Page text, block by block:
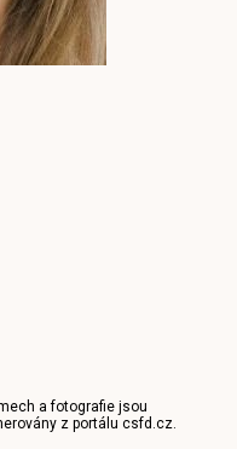
a fotografie jsou
z portálucsfd.cz.